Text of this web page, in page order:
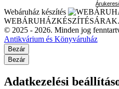
Webáruház készítés
© 2025 - 2026. Minden jog
Antikvárium és Könyváruház
Bezár
Bezár
Adatkezelési